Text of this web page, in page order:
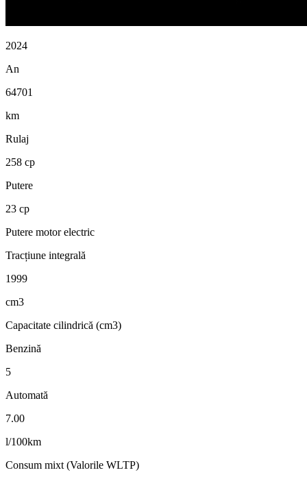
2024
An
64701
km
Rulaj
258 cp
Putere
23 cp
Putere motor electric
Tracțiune integrală
1999
cm3
Capacitate cilindrică (cm3)
Benzină
5
Automată
7.00
l/100km
Consum mixt (Valorile WLTP)